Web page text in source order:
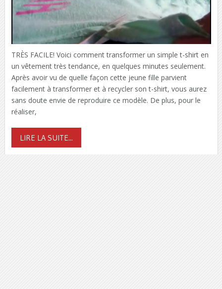
TRÈS FACILE! Voici comment transformer un simple t-shirt en
un vêtement très tendance, en quelques minutes seulement.
Après avoir vu de quelle façon cette jeune fille parvient
facilement à transformer et à recycler son t-shirt, vous aurez
sans doute envie de reproduire ce modèle. De plus, pour le
réaliser,
LIRE LA SUITE...